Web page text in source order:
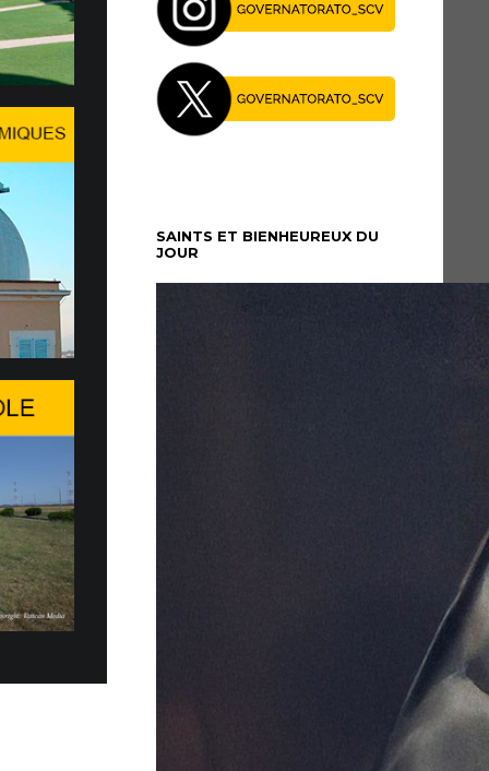
Juillet le Pape Léon XIV…
midi du dimanche 5 juillet, le Pape Léon XIV
Palais apostolique de Castel Gandolfo, où il
de repos...
à Genève du WSIS Forum
du WSIS Forum s’ouvre aujourd’hui à
de remise de 20 Fiat
électriques Fiat Topolino ont été
SAINTS ET BIENHEUREUX DU
JOUR